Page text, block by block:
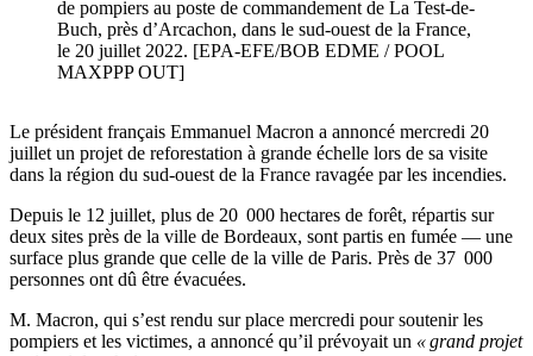
de pompiers au poste de commandement de La Test-de-
Buch, près d’Arcachon, dans le sud-ouest de la France,
le 20 juillet 2022. [EPA-EFE/BOB EDME / POOL
MAXPPP OUT]
Le président français Emmanuel Macron a annoncé mercredi 20
juillet un projet de reforestation à grande échelle lors de sa visite
dans la région du sud-ouest de la France ravagée par les incendies.
Depuis le 12 juillet, plus de 20 000 hectares de forêt, répartis sur
deux sites près de la ville de Bordeaux, sont partis en fumée — une
surface plus grande que celle de la ville de Paris. Près de 37 000
personnes ont dû être évacuées.
M. Macron, qui s’est rendu sur place mercredi pour soutenir les
pompiers et les victimes, a annoncé qu’il prévoyait un « grand projet